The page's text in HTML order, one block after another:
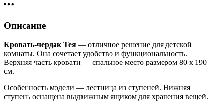
Описание
Кровать-чердак Тея — отличное решение для детской
комнаты. Она сочетает удобство и функциональность.
Верхняя часть кровати — спальное место размером 80 х 190
см.
Особенность модели — лестница из ступеней. Нижняя
ступень оснащена выдвижным ящиком для хранения вещей.